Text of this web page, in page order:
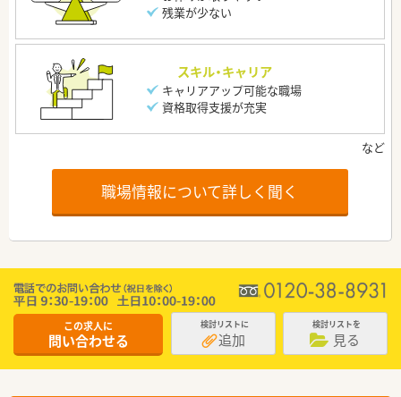
残業が少ない
スキル・キャリア
キャリアアップ可能な職場
資格取得支援が充実
職場情報について詳しく聞く
この求人に
問い合わせる
検討リストに
追加
検討リストを
見る